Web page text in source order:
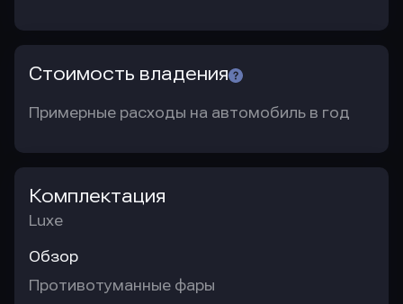
Стоимость владения
Примерные расходы на автомобиль в год
Комплектация
Luxe
Обзор
Противотуманные фары